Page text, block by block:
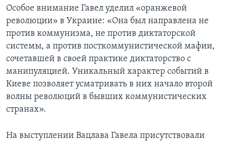
Особое внимание Гавел уделил «оранжевой
революции» в Украине: «Она был направлена не
против коммунизма, не против диктаторской
системы, а против посткоммунистической мафии,
сочетавшей в своей практике диктаторство с
манипуляцией. Уникальный характер событий в
Киеве позволяет усматривать в них начало второй
волны революций в бывших коммунистических
странах».
На выступлении Вацлава Гавела присутствовали